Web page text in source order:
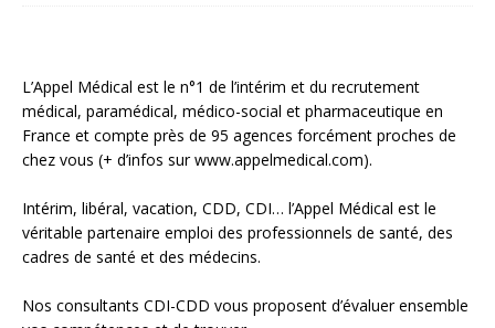
L’Appel Médical est le n°1 de l’intérim et du recrutement
médical, paramédical, médico-social et pharmaceutique en
France et compte près de 95 agences forcément proches de
chez vous (+ d’infos sur www.appelmedical.com).
Intérim, libéral, vacation, CDD, CDI… l’Appel Médical est le
véritable partenaire emploi des professionnels de santé, des
cadres de santé et des médecins.
Nos consultants CDI-CDD vous proposent d’évaluer ensemble